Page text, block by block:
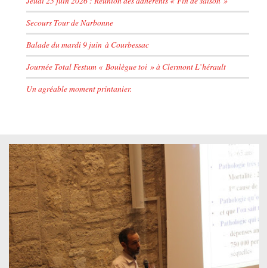
Secours Tour de Narbonne
Balade du mardi 9 juin à Courbessac
Journée Total Festum « Boulègue toi » à Clermont L’hérault
Un agréable moment printanier.